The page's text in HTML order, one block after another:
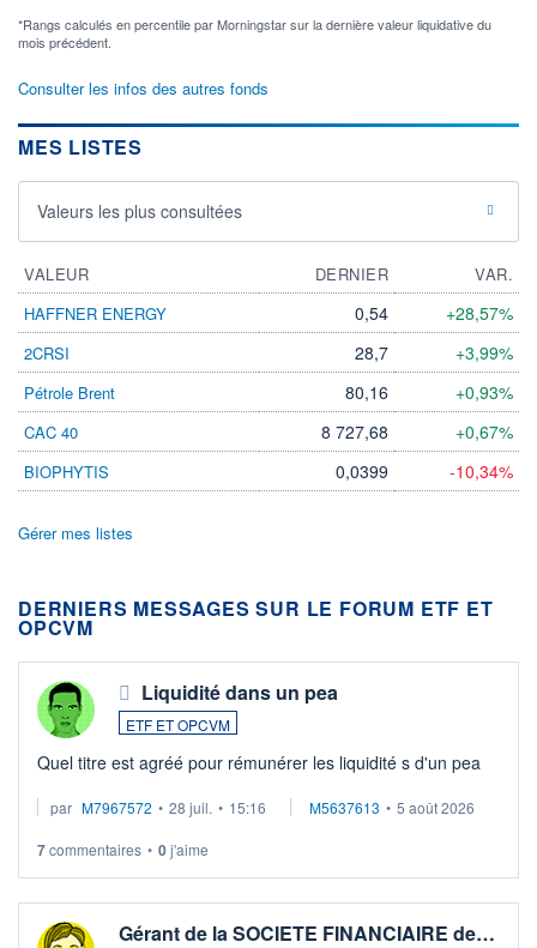
*Rangs calculés en percentile par Morningstar sur la dernière valeur liquidative du
mois précédent.
Consulter les infos des autres fonds
MES LISTES
Valeurs les plus consultées
VALEUR DERNIER
VAR.
HAFFNER ENERGY
0,54 +28,57%
2CRSI 28,7 +3,99%
Pétrole Brent 80,16 +0,93%
CAC 40 8 727,68 +0,67%
BIOPHYTIS 0,0399 -10,34%
Gérer mes listes
DERNIERS MESSAGES SUR LE FORUM ETF ET
OPCVM
Liquidité dans un pea
ETF ET OPCVM
Quel titre est agréé pour rémunérer les liquidité s d'un pea
par M7967572 • 28 juil. • 15:16 M5637613 • 5 août 2026
7commentaires • 0j'aime
Gérant de la SOCIETE FINANCIAIRE de…